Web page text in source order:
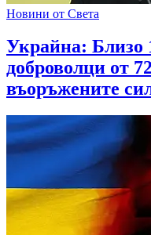
Новини от Света
Украйна: Близо
доброволци от
въоръжените